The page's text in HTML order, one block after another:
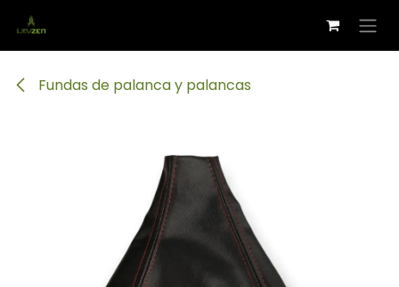
Fundas de palanca y palancas